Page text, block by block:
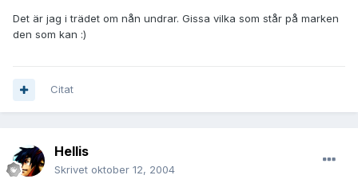
Det är jag i trädet om nån undrar. Gissa vilka som står på marken
den som kan :)
Citat
Hellis
Skrivet oktober 12, 2004